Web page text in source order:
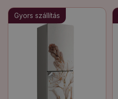
Gyors szállítás